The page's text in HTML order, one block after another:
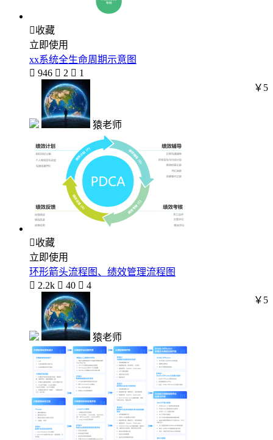
收藏
立即使用
xx系统全生命周期示意图
 946  2  1
猿老师
￥5
收藏
立即使用
环形箭头流程图、绩效管理流程图
 2.2k  40  4
猿老师
￥5